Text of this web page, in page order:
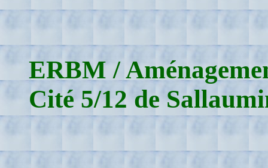
ERBM /
Cité 5/12 de